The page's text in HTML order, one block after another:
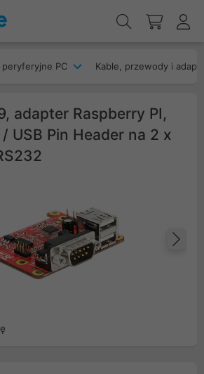
peryferyjne PC Kable, przewody i
adapter Raspberry PI,
USB Pin Header na 2 x